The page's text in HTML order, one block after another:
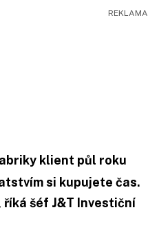
klient půl roku
si kupujete čas.
říká šéf J&T Investiční